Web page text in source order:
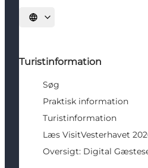
Vælg sprog
Turistinformation
Søg
Praktisk information
Turistinformation
Læs VisitVesterhavet
Oversigt: Digital